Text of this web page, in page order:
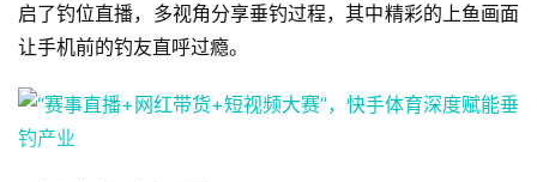
启了钓位直播，多视角分享垂钓过程，其中精彩的上鱼画面
让手机前的钓友直呼过瘾。